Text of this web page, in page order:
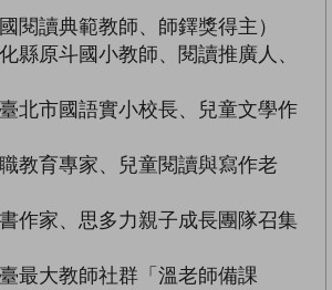
讀典範教師、師鐸獎得主）
原斗國小教師、閱讀推廣人、
市國語實小校長、兒童文學作
育專家、兒童閱讀與寫作老
家、思多力親子成長團隊召集
大教師社群「溫老師備課